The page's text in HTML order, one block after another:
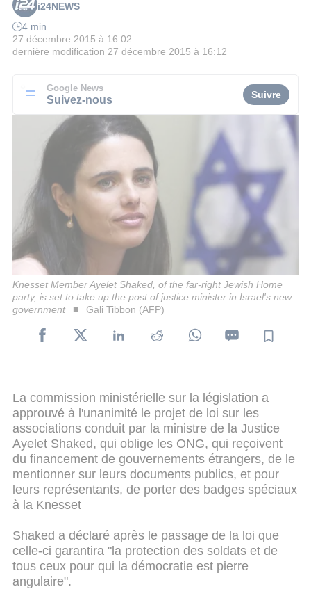
i24NEWS
4 min
27 décembre 2015 à 16:02
dernière modification 27 décembre 2015 à 16:12
Google News
Suivez-nous Suivre
Knesset Member Ayelet Shaked, of the far-right Jewish Home
party, is set to take up the post of justice minister in Israel's new
government
Gali Tibbon (AFP)
La commission ministérielle sur la législation a
approuvé à l'unanimité le projet de loi sur les
associations conduit par la ministre de la Justice
Ayelet Shaked, qui oblige les ONG, qui reçoivent
du financement de gouvernements étrangers, de le
mentionner sur leurs documents publics, et pour
leurs représentants, de porter des badges spéciaux
à la Knesset
Shaked a déclaré après le passage de la loi que
celle-ci garantira "la protection des soldats et de
tous ceux pour qui la démocratie est pierre
angulaire".